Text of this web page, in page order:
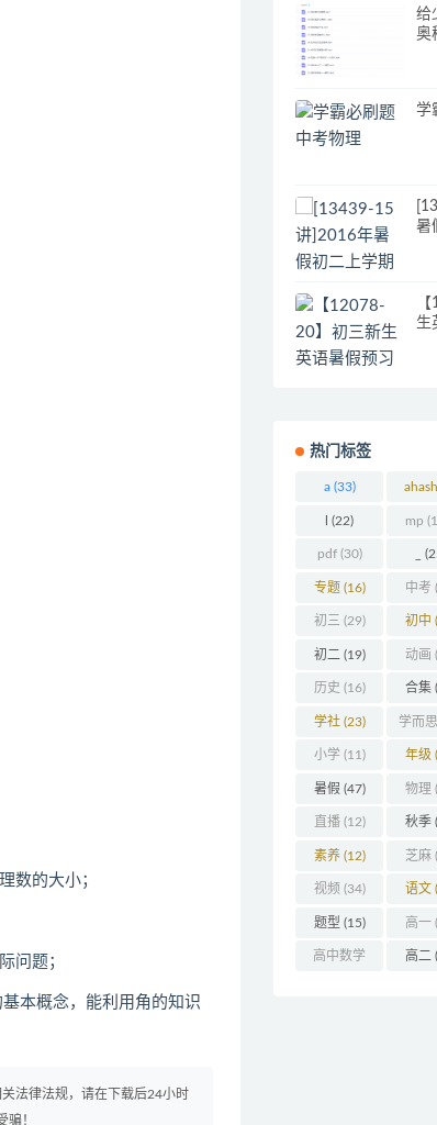
数的大小；
问题；
本概念，能利用角的知识
法律法规，请在下载后24小时
骗！
给
奥
学
暑
生
热门标签
a(33)
(22) mp
pdf(30)
专题 (16) 中考
初三 (29) 初中
初二 (19) 动画
历史 (16) 合集
学社(23) 学而思
小学(11) 年级
暑假 (47) 物理
直播(12) 秋季
素养(12) 芝麻
视频 (34) 语文
题型 (15) 高一
高中数学 高二